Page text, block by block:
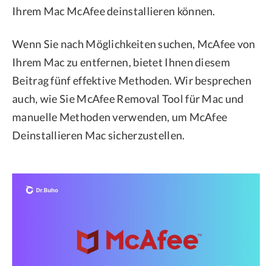
Ihrem Mac McAfee deinstallieren können.
Wenn Sie nach Möglichkeiten suchen, McAfee von
Ihrem Mac zu entfernen, bietet Ihnen diesem
Beitrag fünf effektive Methoden. Wir besprechen
auch, wie Sie McAfee Removal Tool für Mac und
manuelle Methoden verwenden, um McAfee
Deinstallieren Mac sicherzustellen.